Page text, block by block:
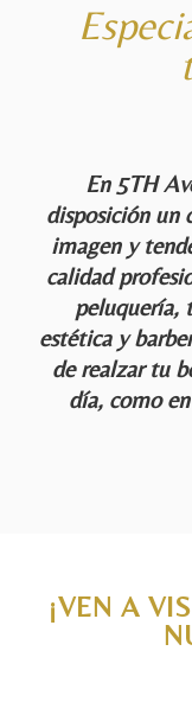
En 5TH
disposición un
imagen y
calidad
peluquería,
estética y
de realzar tu
día, como
¡VEN A